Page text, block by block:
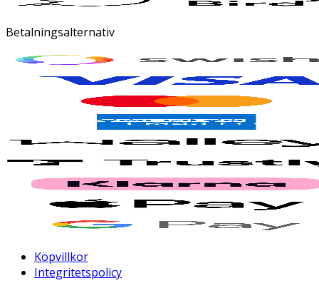
Betalningsalternativ
Köpvillkor
Integritetspolicy